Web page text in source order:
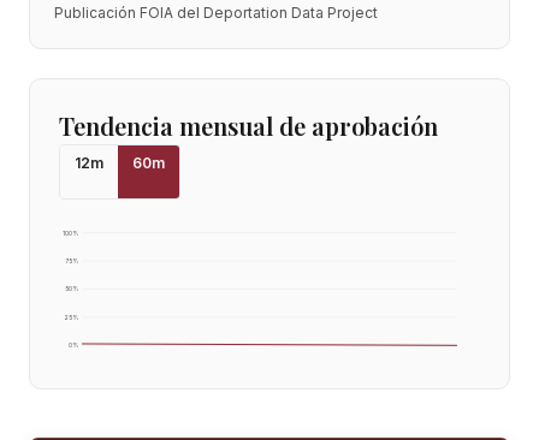
Publicación FOIA del Deportation Data Project
Tendencia mensual de aprobación
12m 60m
0%
25%
50%
75%
100%